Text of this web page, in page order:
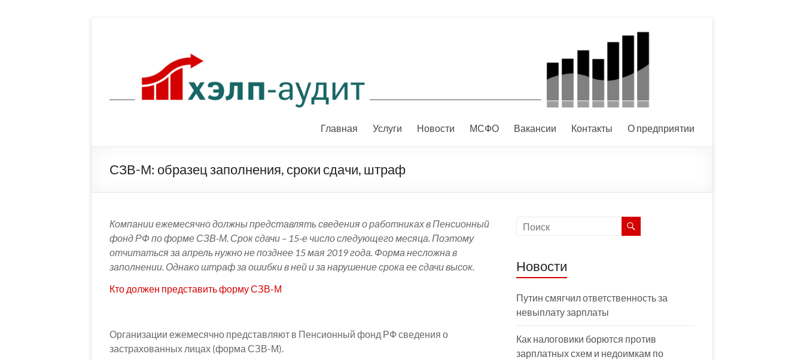
Главная Услуги Новости МСФО Вакансии Контакты О предприятии
СЗВ-М: образец заполнения, сроки сдачи, штраф
Компании ежемесячно должны представлять сведения о работниках в Пенсионный
фонд РФ по форме СЗВ-М. Срок сдачи – 15-е число следующего месяца. Поэтому
отчитаться за апрель нужно не позднее 15 мая 2019 года. Форма несложна в
заполнении. Однако штраф за ошибки в ней и за нарушение срока ее сдачи высок.
Кто должен представить форму СЗВ-М
Организации ежемесячно представляют в Пенсионный фонд РФ сведения о
застрахованных лицах (форма СЗВ-М).
Новости
Путин смягчил ответственность за
невыплату зарплаты
Как налоговики борются против
зарплатных схем и недоимкам по